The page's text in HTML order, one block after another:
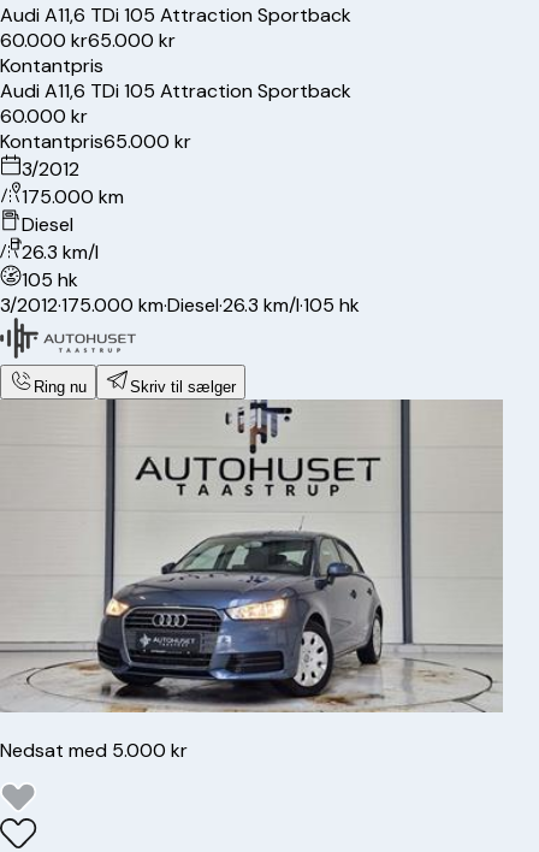
AudiA11,6 TDi 105 Attraction Sportback
60.000 kr65.000 kr
Kontantpris
AudiA11,6 TDi 105 Attraction Sportback
60.000 kr
Kontantpris65.000 kr
3/2012
175.000 km
Diesel
26.3 km/l
105 hk
3/2012·175.000 km·Diesel·26.3 km/l·105 hk
Ring nu Skriv til sælger
Nedsat med 5.000 kr